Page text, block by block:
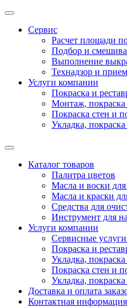
Сервис
Расчет площади
Подбор и
Выполнение
Технадзор и
Услуги компании
Покраска и
Монтаж, покраска
Покраска стен и
Укладка,
Каталог товаров
Палитра цветов
Масла и воски
Масла и краски
Средства для
Инструмент для
Услуги компании
Сервисные
Покраска и
Укладка,
Покраска стен и
Укладка,
Доставка и оплата
Контактная информация